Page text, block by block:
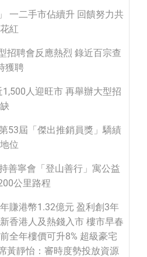
一二手市佔續升 回饋努力共
紅
招聘會反應熱烈 錄近百宗查
獲聘
人迎旺市 再舉辦大型招
53屆「傑出推銷員獎」驕績
位
善寧會「登山善行」寓公益
公里路程
賺港幣1.32億元 盈利創3年
香港人及熱錢入市 樓市早春
全年樓價可升8% 超級豪宅
黃靜怡：審時度勢投放資源